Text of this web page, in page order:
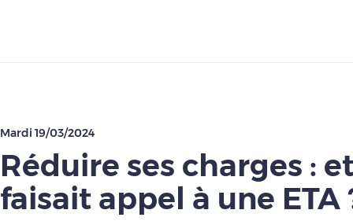
Mardi 19/03/2024
Réduire ses charges :
faisait appel à une ETA